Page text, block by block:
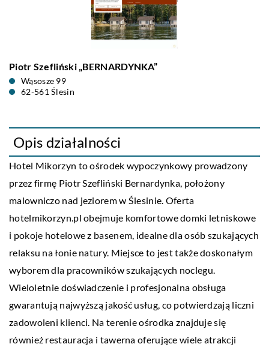
Piotr Szefliński „BERNARDYNKA”
Wąsosze 99
62-561 Ślesin
Opis działalności
Hotel Mikorzyn to ośrodek wypoczynkowy prowadzony
przez firmę Piotr Szefliński Bernardynka, położony
malowniczo nad jeziorem w Ślesinie. Oferta
hotelmikorzyn.pl obejmuje komfortowe domki letniskowe
i pokoje hotelowe z basenem, idealne dla osób szukających
relaksu na łonie natury. Miejsce to jest także doskonałym
wyborem dla pracowników szukających noclegu.
Wieloletnie doświadczenie i profesjonalna obsługa
gwarantują najwyższą jakość usług, co potwierdzają liczni
zadowoleni klienci. Na terenie ośrodka znajduje się
również restauracja i tawerna oferujące wiele atrakcji